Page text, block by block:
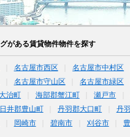
がある賃貸物件物件を探す
名古屋市西区 名古屋市中村区
名古屋市守山区 名古屋市緑区
治町 海部郡蟹江町 瀬戸市
井郡豊山町 丹羽郡大口町 丹
岡崎市 碧南市 刈谷市